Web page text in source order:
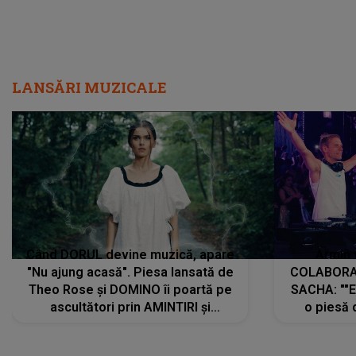
LANSĂRI MUZICALE
Când DORUL devine muzică, apare
"Nu ajung acasă". Piesa lansată de
Theo Rose și DOMINO îi poartă pe
ascultători prin AMINTIRI și
SACHA:
o piesă